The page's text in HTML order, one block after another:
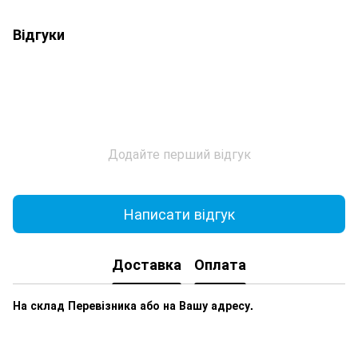
Відгуки
Додайте перший відгук
Написати відгук
Доставка Оплата
На склад Перевізника або на Вашу адресу.